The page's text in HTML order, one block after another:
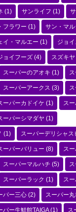
(1) サンライフ (1)
フラワー (1) サン・マル
イ・マルエー (1) ジョイ
ョイフーズ (4) スズキヤ
スーパーのアオキ (1)
スーパーアークス (3)
ーパーカドイケ (1) ス
ーパーシマダヤ (1)
(1) スーパーデリシャス
ーパーバリュー (8) ス
スーパーマルハチ (5)
スーパーラック (1) ス
パー三心 (2) スーパー
パー生鮮館TAIGA(1) ス